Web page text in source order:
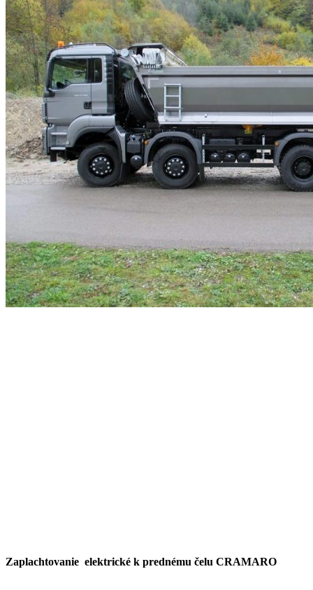
Zaplachtovanie elektrické k prednému čelu CRAMARO